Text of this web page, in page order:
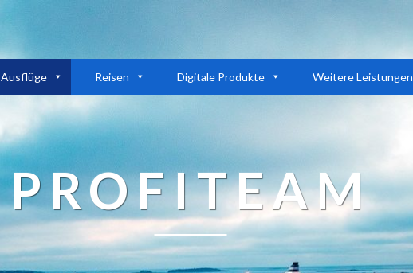
Ausflüge Reisen Digitale Produkte Weitere Leistungen
PROFITEAM